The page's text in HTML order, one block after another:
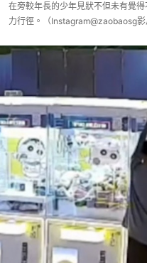
在旁較年長的少年見狀不但未有覺
力行徑。（Instagram@zaobaosg影